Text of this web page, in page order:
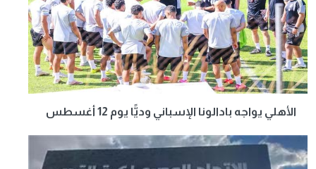
الأهلي يواجه بادالونا الإسباني وديًّا يوم 12 أغسطس